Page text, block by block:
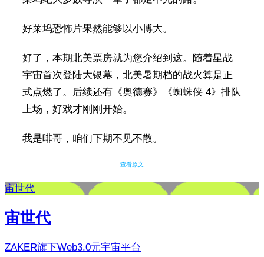
好莱坞恐怖片果然能够以小博大。
好了，本期北美票房就为您介绍到这。随着星战
宇宙首次登陆大银幕，北美暑期档的战火算是正
式点燃了。后续还有《奥德赛》《蜘蛛侠 4》排队
上场，好戏才刚刚开始。
我是啡哥，咱们下期不见不散。
查看原文
宙世代
宙世代
ZAKER旗下Web3.0元宇宙平台